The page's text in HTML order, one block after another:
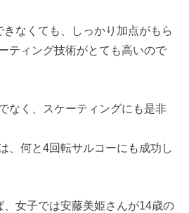
なくても、しっかり加点がもら
ティング技術がとても高いので
なく、スケーティングにも是非
、何と4回転サルコーにも成功し
女子では安藤美姫さんが14歳の